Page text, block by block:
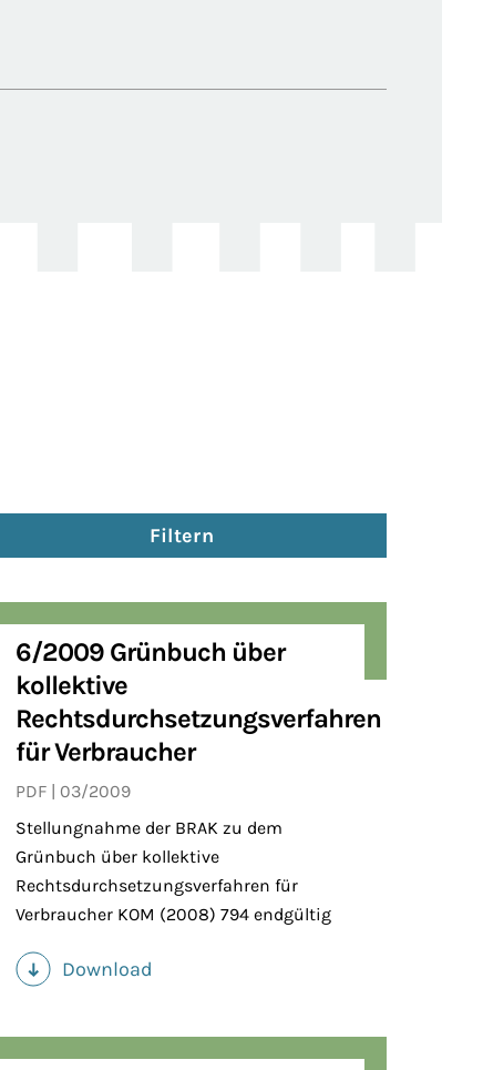
Filtern
6/2009 Grünbuch über
kollektive
Rechtsdurchsetzungsverfahren
für Verbraucher
PDF
03/2009
Stellungnahme der BRAK zu dem
Grünbuch über kollektive
Rechtsdurchsetzungsverfahren für
Verbraucher KOM (2008) 794 endgültig
Download
(PDF)